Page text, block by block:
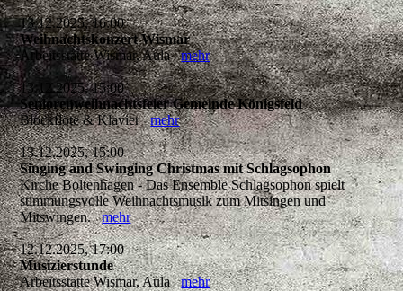
13.12.2025, 16:00
Weihnachtskonzert Wismar
Arbeitsstätte Wismar, Aulamehr
13.12.2025, 15:00
Seniorenweihnachtsfeier Gemeinde Königsfeld
Blockflöte & Klaviermehr
13.12.2025, 15:00
Singing and Swinging Christmas mit Schlagsophon
Kirche Boltenhagen - Das Ensemble Schlagsophon spielt
stimmungsvolle Weihnachtsmusik zum Mitsingen und
Mitswingen.mehr
12.12.2025, 17:00
Musizierstunde
Arbeitsstätte Wismar, Aulamehr